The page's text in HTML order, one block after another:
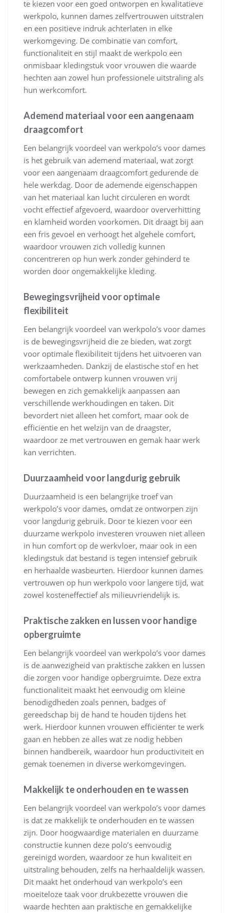
te kiezen voor een goed ontworpen en kwalitatieve
werkpolo, kunnen dames zelfvertrouwen uitstralen
en een positieve indruk achterlaten in elke
werkomgeving. De combinatie van comfort,
functionaliteit en stijl maakt de werkpolo een
onmisbaar kledingstuk voor vrouwen die waarde
hechten aan zowel hun professionele uitstraling als
hun werkcomfort.
Ademend materiaal voor een aangenaam
draagcomfort
Een belangrijk voordeel van werkpolo’s voor dames
is het gebruik van ademend materiaal, wat zorgt
voor een aangenaam draagcomfort gedurende de
hele werkdag. Door de ademende eigenschappen
van het materiaal kan lucht circuleren en wordt
vocht effectief afgevoerd, waardoor oververhitting
en klamheid worden voorkomen. Dit draagt bij aan
een fris gevoel en verhoogt het algehele comfort,
waardoor vrouwen zich volledig kunnen
concentreren op hun werk zonder gehinderd te
worden door ongemakkelijke kleding.
Bewegingsvrijheid voor optimale
flexibiliteit
Een belangrijk voordeel van werkpolo’s voor dames
is de bewegingsvrijheid die ze bieden, wat zorgt
voor optimale flexibiliteit tijdens het uitvoeren van
werkzaamheden. Dankzij de elastische stof en het
comfortabele ontwerp kunnen vrouwen vrij
bewegen en zich gemakkelijk aanpassen aan
verschillende werkhoudingen en taken. Dit
bevordert niet alleen het comfort, maar ook de
efficiëntie en het welzijn van de draagster,
waardoor ze met vertrouwen en gemak haar werk
kan verrichten.
Duurzaamheid voor langdurig gebruik
Duurzaamheid is een belangrijke troef van
werkpolo’s voor dames, omdat ze ontworpen zijn
voor langdurig gebruik. Door te kiezen voor een
duurzame werkpolo investeren vrouwen niet alleen
in hun comfort op de werkvloer, maar ook in een
kledingstuk dat bestand is tegen intensief gebruik
en herhaalde wasbeurten. Hierdoor kunnen dames
vertrouwen op hun werkpolo voor langere tijd, wat
zowel kosteneffectief als milieuvriendelijk is.
Praktische zakken en lussen voor handige
opbergruimte
Een belangrijk voordeel van werkpolo’s voor dames
is de aanwezigheid van praktische zakken en lussen
die zorgen voor handige opbergruimte. Deze extra
functionaliteit maakt het eenvoudig om kleine
benodigdheden zoals pennen, badges of
gereedschap bij de hand te houden tijdens het
werk. Hierdoor kunnen vrouwen efficiënter te werk
gaan en hebben ze alles wat ze nodig hebben
binnen handbereik, waardoor hun productiviteit en
gemak toenemen in diverse werkomgevingen.
Makkelijk te onderhouden en te wassen
Een belangrijk voordeel van werkpolo’s voor dames
is dat ze makkelijk te onderhouden en te wassen
zijn. Door hoogwaardige materialen en duurzame
constructie kunnen deze polo’s eenvoudig
gereinigd worden, waardoor ze hun kwaliteit en
uitstraling behouden, zelfs na herhaaldelijk wassen.
Dit maakt het onderhoud van werkpolo’s een
moeiteloze taak voor drukbezette vrouwen die
waarde hechten aan praktische en gemakkelijke